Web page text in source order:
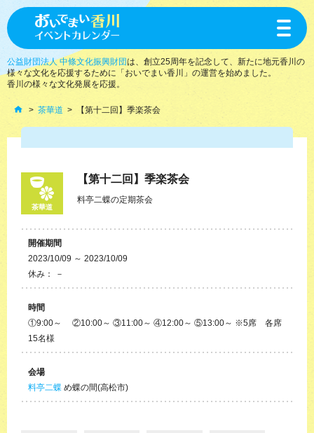
toggle
公益財団法人 中條文化振興財団は、創立25周年を記念して、新たに地元香川の
様々な文化を応援するために「おいでまい香川」の運営を始めました。
香川の様々な文化発展を応援。
茶華道 【第十二回】季楽茶会
茶華道
【第十二回】季楽茶会
料亭二蝶の定期茶会
開催期間
2023/10/09 ～ 2023/10/09
休み： －
時間
①9:00～ ②10:00～ ③11:00～ ④12:00～ ⑤13:00～ ※5席 各席
15名様
会場
料亭二蝶 め蝶の間(高松市)